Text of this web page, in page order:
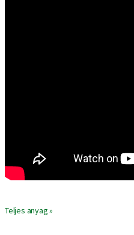
Teljes anyag »